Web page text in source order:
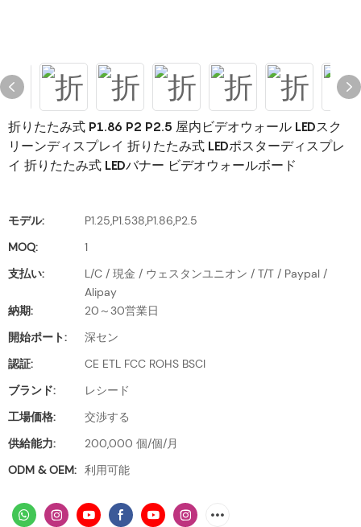
折りたたみ式 P1.86 P2 P2.5 屋内ビデオウォール LEDスク
リーンディスプレイ 折りたたみ式 LEDポスターディスプレ
イ 折りたたみ式 LEDバナー ビデオウォールボード
モデル:
P1.25,P1.538,P1.86,P2.5
MOQ:
1
支払い:
L/C / 現金 / ウェスタンユニオン / T/T / Paypal /
Alipay
納期:
20～30営業日
開始ポート:
深セン
認証:
CE ETL FCC ROHS BSCI
ブランド:
レシード
工場価格:
交渉する
供給能力:
200,000 個/個/月
ODM & OEM: 利用可能